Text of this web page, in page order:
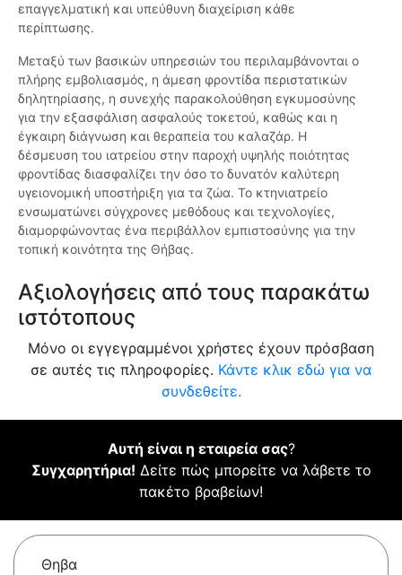
επαγγελματική και υπεύθυνη διαχείριση κάθε
περίπτωσης.
Μεταξύ των βασικών υπηρεσιών του περιλαμβάνονται ο
πλήρης εμβολιασμός, η άμεση φροντίδα περιστατικών
δηλητηρίασης, η συνεχής παρακολούθηση εγκυμοσύνης
για την εξασφάλιση ασφαλούς τοκετού, καθώς και η
έγκαιρη διάγνωση και θεραπεία του καλαζάρ. Η
δέσμευση του ιατρείου στην παροχή υψηλής ποιότητας
φροντίδας διασφαλίζει την όσο το δυνατόν καλύτερη
υγειονομική υποστήριξη για τα ζώα. Το κτηνιατρείο
ενσωματώνει σύγχρονες μεθόδους και τεχνολογίες,
διαμορφώνοντας ένα περιβάλλον εμπιστοσύνης για την
τοπική κοινότητα της Θήβας.
Αξιολογήσεις από τους παρακάτω
ιστότοπους
Μόνο οι εγγεγραμμένοι χρήστες έχουν πρόσβαση
σε αυτές τις πληροφορίες. Κάντε κλικ εδώ για να
συνδεθείτε.
Αυτή είναι η εταιρεία σας?
Συγχαρητήρια! Δείτε πώς μπορείτε να λάβετε το
πακέτο βραβείων!
Θηβα